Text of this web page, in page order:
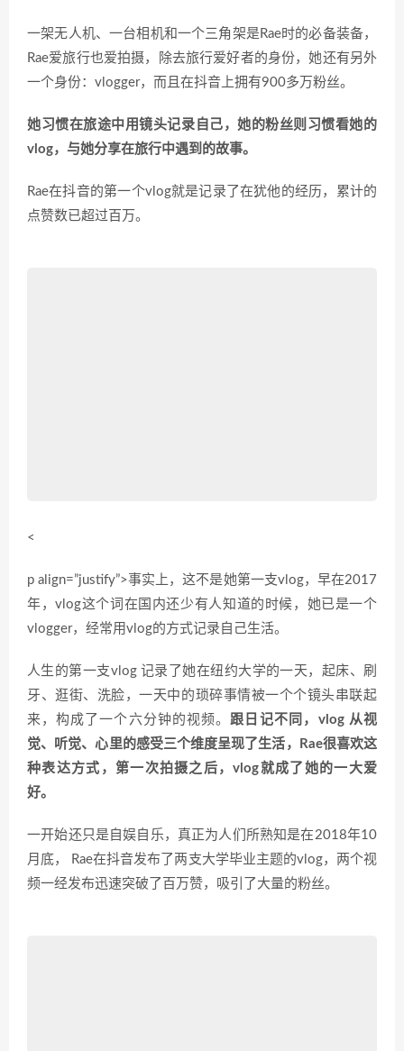
一架无人机、一台相机和一个三角架是Rae时的必备装备，
Rae爱旅行也爱拍摄，除去旅行爱好者的身份，她还有另外
一个身份：vlogger，而且在抖音上拥有900多万粉丝。
她习惯在旅途中用镜头记录自己，她的粉丝则习惯看她的
vlog，与她分享在旅行中遇到的故事。
Rae在抖音的第一个vlog就是记录了在犹他的经历，累计的
点赞数已超过百万。
<
p align=”justify”>事实上，这不是她第一支vlog，早在2017
年，vlog这个词在国内还少有人知道的时候，她已是一个
vlogger，经常用vlog的方式记录自己生活。
人生的第一支vlog 记录了她在纽约大学的一天，起床、刷
牙、逛街、洗脸，一天中的琐碎事情被一个个镜头串联起
来，构成了一个六分钟的视频。 跟日记不同，vlog 从视
觉、听觉、心里的感受三个维度呈现了生活，Rae很喜欢这
种表达方式，第一次拍摄之后，vlog就成了她的一大爱
好。
一开始还只是自娱自乐，真正为人们所熟知是在2018年10
月底， Rae在抖音发布了两支大学毕业主题的vlog，两个视
频一经发布迅速突破了百万赞，吸引了大量的粉丝。